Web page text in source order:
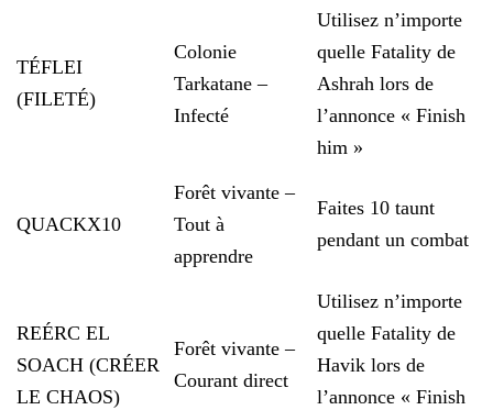
TÉFLEI
(FILETÉ)
Colonie
Tarkatane –
Infecté
Utilisez n’importe
quelle Fatality de
Ashrah lors de
l’annonce « Finish
him »
QUACKX10
Forêt vivante –
Tout à
apprendre
Faites 10 taunt
pendant un combat
REÉRC EL
SOACH (CRÉER
LE CHAOS)
Forêt vivante –
Courant direct
Utilisez n’importe
quelle Fatality de
Havik lors de
l’annonce « Finish